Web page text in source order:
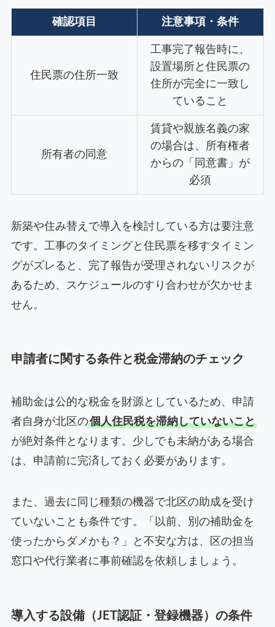
確認項目 注意事項・条件
住民票の住所一致
工事完了報告時に、
設置場所と住民票の
住所が完全に一致し
ていること
所有者の同意
賃貸や親族名義の家
の場合は、所有権者
からの「同意書」が
必須
新築や住み替えで導入を検討している方は要注意
です。工事のタイミングと住民票を移すタイミン
グがズレると、完了報告が受理されないリスクが
あるため、スケジュールのすり合わせが欠かせま
せん。
申請者に関する条件と税金滞納のチェック
補助金は公的な税金を財源としているため、申請
者自身が北区の個人住民税を滞納していないこと
が絶対条件となります。少しでも未納がある場合
は、申請前に完済しておく必要があります。
また、過去に同じ種類の機器で北区の助成を受け
ていないことも条件です。「以前、別の補助金を
使ったからダメかも？」と不安な方は、区の担当
窓口や代行業者に事前確認を依頼しましょう。
導入する設備（JET認証・登録機器）の条件